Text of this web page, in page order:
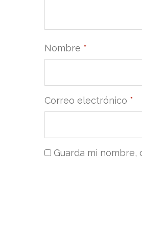
Nombre *
Correo electrónico *
Guarda mi